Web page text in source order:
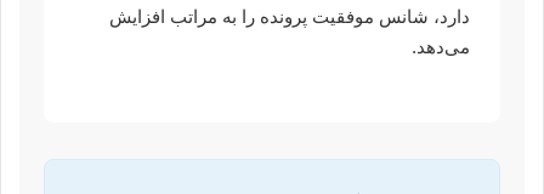
دارد، شانس موفقیت پرونده را به مراتب افزایش
می‌دهد.